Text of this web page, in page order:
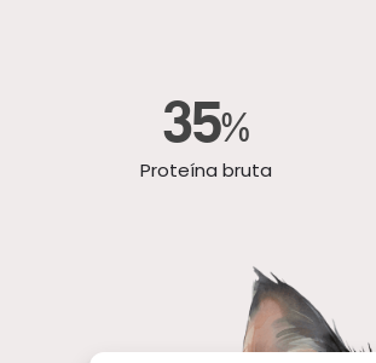
35%
Proteína bruta